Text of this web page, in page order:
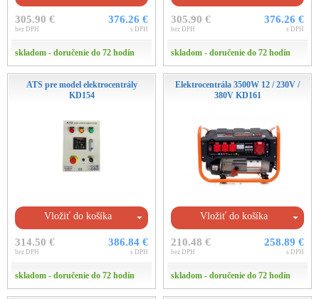
305.90 €
bez DPH
376.26 €
s DPH
skladom - doručenie do 72 hodín
305.90 €
bez DPH
376.26 €
s DPH
skladom - doručenie do 72 hodín
ATS pre model elektrocentrály
KD154
Vložiť do košíka
314.50 €
bez DPH
386.84 €
s DPH
skladom - doručenie do 72 hodín
Elektrocentrála 3500W 12 / 230V /
380V KD161
Vložiť do košíka
210.48 €
bez DPH
258.89 €
s DPH
skladom - doručenie do 72 hodín